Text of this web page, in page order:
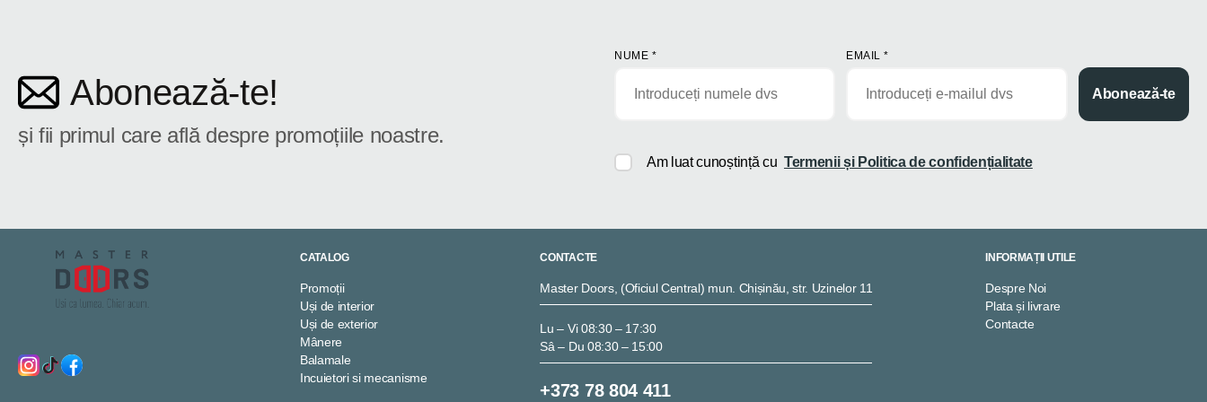
Abonează-te!
și fii primul care află despre promoțiile noastre.
NUME * EMAIL*
Abonează-te
Am luat cunoștință cu Termenii și Politica de confidențialitate
CATALOG
Promoții
Uși de interior
Uși de exterior
Mânere
Balamale
Incuietori si mecanisme
CONTACTE
Master Doors, (Oficiul Central) mun. Chișinău, str. Uzinelor 11
Lu – Vi 08:30 – 17:30
Sâ – Du 08:30 – 15:00
+373 78 804 411
INFORMAȚII UTILE
Despre Noi
Plata și livrare
Contacte